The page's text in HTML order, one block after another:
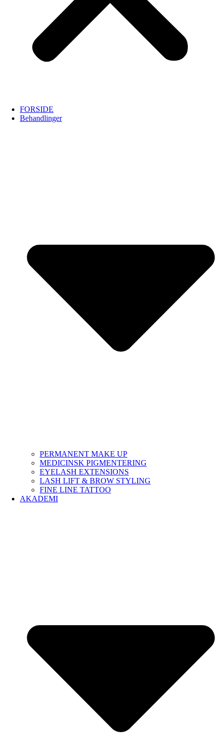
FORSIDE
Behandlinger
PERMANENT MAKE UP
MEDICINSK PIGMENTERING
EYELASH EXTENSIONS
LASH LIFT & BROW STYLING
FINE LINE TATTOO
AKADEMI